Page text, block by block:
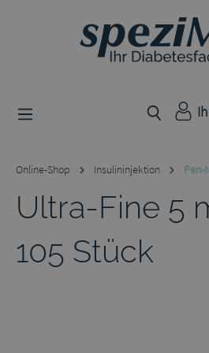
Zum Hauptinhalt springen
Online-Shop Insulininjektion Pen-
Ultra-Fine 5
105 Stück